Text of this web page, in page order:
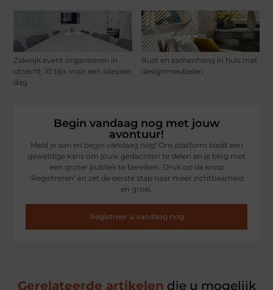
Zakelijk event organiseren in
utrecht: 10 tips voor een soepele
dag
Rust en samenhang in huis met
designmeubelen
Begin vandaag nog met jouw
avontuur!
Meld je aan en begin vandaag nog! Ons platform biedt een
geweldige kans om jouw gedachten te delen en je blog met
een groter publiek te bereiken. Druk op de knop
‘Registreren’ en zet de eerste stap naar meer zichtbaarheid
en groei.
Registreer u vandaag nog
Gerelateerde artikelen die u mogelijk